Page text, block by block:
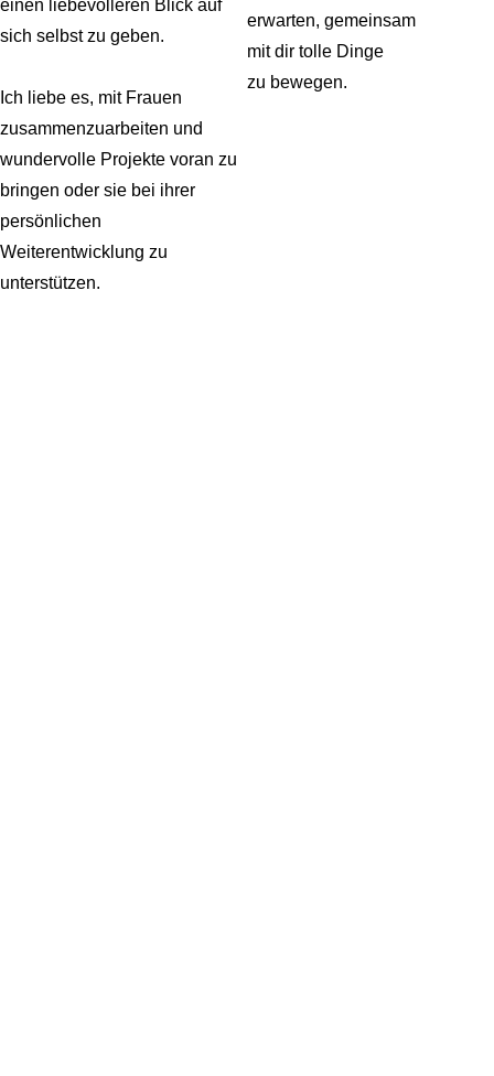
einen liebevolleren Blick auf
sich selbst zu geben.
Ich liebe es, mit Frauen
zusammenzuarbeiten und
wundervolle Projekte voran zu
bringen oder sie bei ihrer
persönlichen
Weiterentwicklung zu
unterstützen.
erwarten, gemeinsam
mit dir tolle Dinge
zu bewegen.